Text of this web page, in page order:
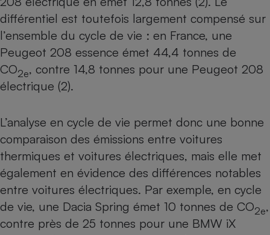
différentiel est toutefois largement compensé sur
l’ensemble du cycle de vie : en France, une
Peugeot 208 essence émet 44,4 tonnes de
CO2e, contre 14,8 tonnes pour une Peugeot 208
électrique (2).
L’analyse en cycle de vie permet donc une bonne
comparaison des émissions entre voitures
thermiques et voitures électriques, mais elle met
également en évidence des différences notables
entre voitures électriques. Par exemple, en cycle
de vie, une Dacia Spring émet 10 tonnes de CO2e,
contre près de 25 tonnes pour une BMW iX
Cafetière à expressos
Robot ménager